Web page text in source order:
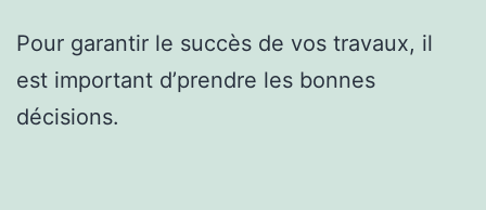
Pour garantir le succès de vos travaux, il
est important d’prendre les bonnes
décisions.